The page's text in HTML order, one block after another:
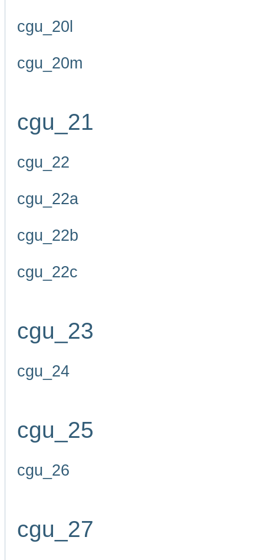
cgu_20l
cgu_20m
cgu_21
cgu_22
cgu_22a
cgu_22b
cgu_22c
cgu_23
cgu_24
cgu_25
cgu_26
cgu_27